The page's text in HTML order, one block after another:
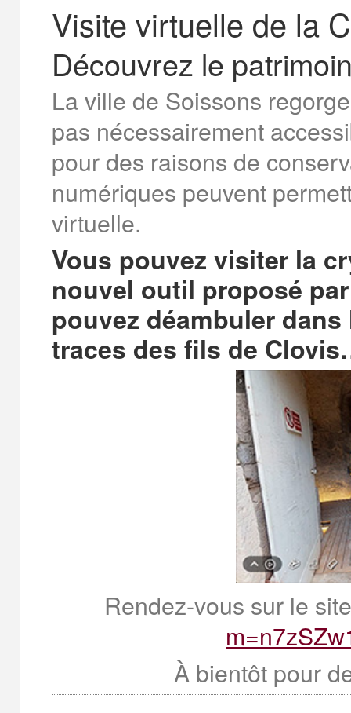
Visite virtuelle de la
Découvrez le
La ville de Soissons
pas nécessairement
pour des raisons de
numériques peuvent
virtuelle.
Vous pouvez visiter la
nouvel outil proposé
pouvez déambuler
traces des fils de
Rendez-vous sur le
À bientôt pour